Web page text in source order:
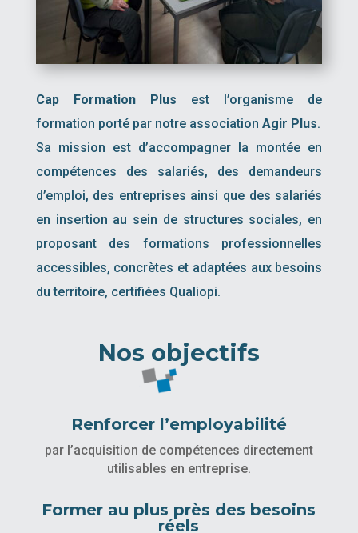
Cap Formation Plus est l’organisme de
formation porté par notre association Agir Plus.
Sa mission est d’accompagner la montée en
compétences des salariés, des demandeurs
d’emploi, des entreprises ainsi que des salariés
en insertion au sein de structures sociales, en
proposant des formations professionnelles
accessibles, concrètes et adaptées aux besoins
du territoire, certifiées Qualiopi.
Nos objectifs
Renforcer l’employabilité
par l’acquisition de compétences directement
utilisables en entreprise.
Former au plus près des besoins
réels